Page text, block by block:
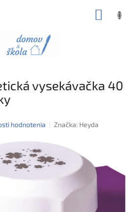
vysekávačka 40
hodnotenia Značka: Heyda